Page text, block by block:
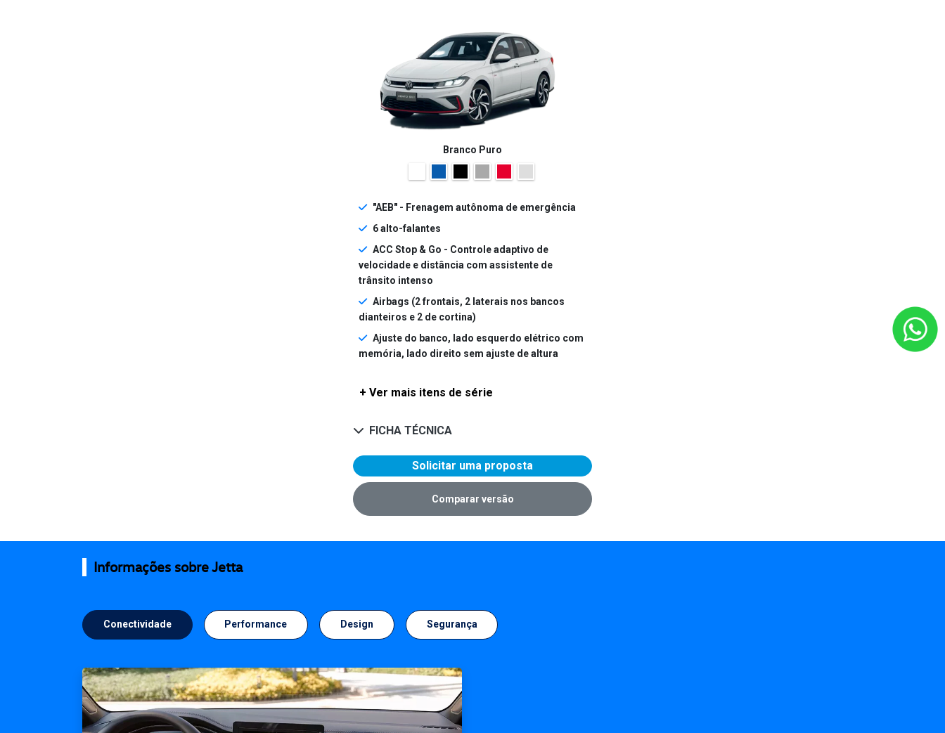
Branco Puro
"AEB" - Frenagem autônoma de emergência
6 alto-falantes
ACC Stop & Go - Controle adaptivo de
velocidade e distância com assistente de
trânsito intenso
Airbags (2 frontais, 2 laterais nos bancos
dianteiros e 2 de cortina)
Ajuste do banco, lado esquerdo elétrico com
memória, lado direito sem ajuste de altura
+ Ver mais itens de série
FICHA TÉCNICA
Solicitar uma proposta
Comparar versão
Informações sobre Jetta
Conectividade Performance Design Segurança